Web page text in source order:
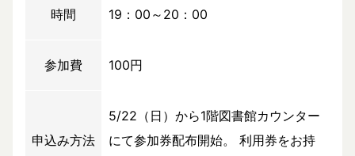
時間 19：00～20：00
参加費 100円
申込み方法
5/22（日）から1階図書館カウンター
にて参加券配布開始。 利用券をお持